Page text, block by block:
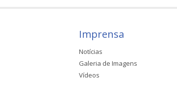
Imprensa
Notícias
Galeria de Imagens
Vídeos